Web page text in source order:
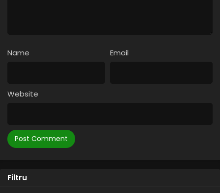
Name Email
Website
Filtru